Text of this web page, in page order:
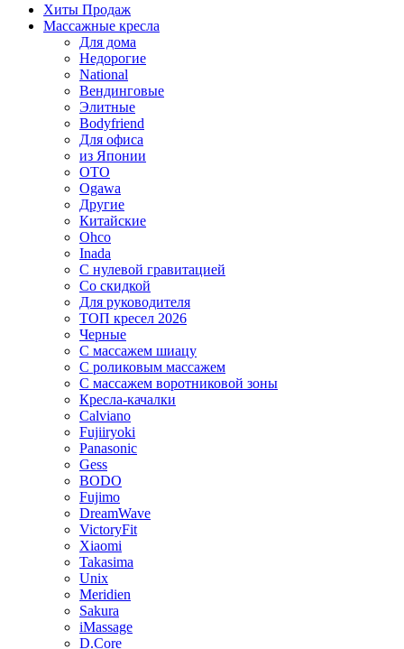
Хиты Продаж
Массажные кресла
Для дома
Недорогие
National
Вендинговые
Элитные
Bodyfriend
Для офиса
из Японии
OTO
Ogawa
Другие
Китайские
Ohco
Inada
С нулевой гравитацией
Со скидкой
Для руководителя
ТОП кресел 2026
Черные
С массажем шиацу
С роликовым массажем
С массажем воротниковой зоны
Кресла-качалки
Calviano
Fujiiryoki
Panasonic
Gess
BODO
Fujimo
DreamWave
VictoryFit
Xiaomi
Takasima
Unix
Meridien
Sakura
iMassage
D.Core